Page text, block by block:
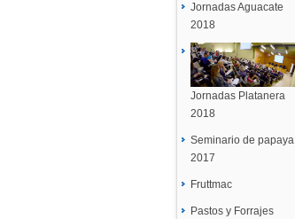
Jornadas Aguacate
2018
Jornadas Platanera
2018
Seminario de papaya
2017
Fruttmac
Pastos y Forrajes